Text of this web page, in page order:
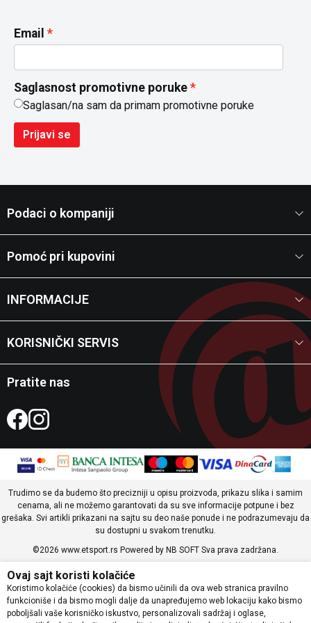
Email
Saglasnost promotivne poruke
Saglasan/na sam da primam promotivne poruke
Prijavi se
Podaci o kompaniji
Pomoć pri kupovini
INFORMACIJE
KORISNIČKI SERVIS
Pratite nas
Trudimo se da budemo što precizniji u opisu proizvoda, prikazu slika i samim
cenama, ali ne možemo garantovati da su sve informacije potpune i bez
grešaka. Svi artikli prikazani na sajtu su deo naše ponude i ne podrazumevaju da
su dostupni u svakom trenutku.
©2026 www.etsport.rs Powered by NB SOFT Sva prava zadržana.
Ovaj sajt koristi kolačiće
Koristimo kolačiće (cookies) da bismo učinili da ova web stranica pravilno
funkcioniše i da bismo mogli dalje da unapređujemo web lokaciju kako bismo
poboljšali vaše korisničko iskustvo, personalizovali sadržaj i oglase,